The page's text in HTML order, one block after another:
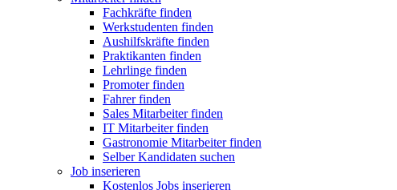
Fachkräfte finden
Werkstudenten finden
Aushilfskräfte finden
Praktikanten finden
Lehrlinge finden
Promoter finden
Fahrer finden
Sales Mitarbeiter finden
IT Mitarbeiter finden
Gastronomie Mitarbeiter finden
Selber Kandidaten suchen
Job inserieren
Kostenlos Jobs inserieren